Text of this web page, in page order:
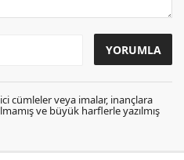
cümleler veya imalar, inançlara
ve büyük harflerle yazılmış